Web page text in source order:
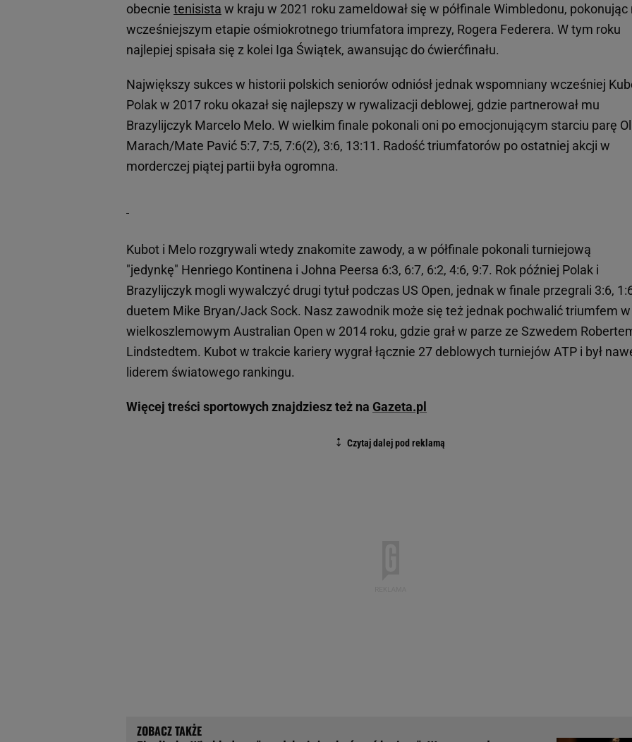
obecnie tenisista w kraju w 2021 roku zameldował się w półfinale Wimbledonu, pokonując
wcześniejszym etapie ośmiokrotnego triumfatora imprezy, Rogera Federera. W tym roku
najlepiej spisała się z kolei Iga Świątek, awansując do ćwierćfinału.
Największy sukces w historii polskich seniorów odniósł jednak wspomniany wcześniej
Polak w 2017 roku okazał się najlepszy w rywalizacji deblowej, gdzie partnerował mu
Brazylijczyk Marcelo Melo. W wielkim finale pokonali oni po emocjonującym starciu parę
Marach/Mate Pavić 5:7, 7:5, 7:6(2), 3:6, 13:11. Radość triumfatorów po ostatniej akcji w
morderczej piątej partii była ogromna.
Kubot i Melo rozgrywali wtedy znakomite zawody, a w półfinale pokonali turniejową
"jedynkę" Henriego Kontinena i Johna Peersa 6:3, 6:7, 6:2, 4:6, 9:7. Rok później Polak i
Brazylijczyk mogli wywalczyć drugi tytuł podczas US Open, jednak w finale przegrali 3:6,
duetem Mike Bryan/Jack Sock. Nasz zawodnik może się też jednak pochwalić triumfem w
wielkoszlemowym Australian Open w 2014 roku, gdzie grał w parze ze Szwedem
Lindstedtem. Kubot w trakcie kariery wygrał łącznie 27 deblowych turniejów ATP i był
liderem światowego rankingu.
Więcej treści sportowych znajdziesz też na Gazeta.pl